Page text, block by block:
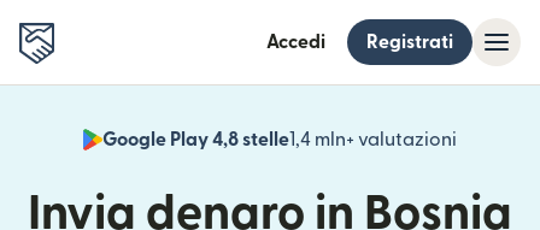
Accedi Registrati
Google Play 4,8 stelle1,4 mln+ valutazioni
Invia denaro in Bosnia